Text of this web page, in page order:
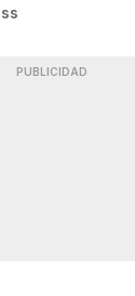
PUBLICIDAD